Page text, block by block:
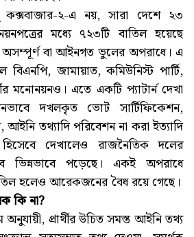
২-এ নয়, সারা দেশে ২৩
মধ্যে ৭২৩টি বাতিল হয়েছে
অসম্পূর্ণ বা আইনগত ভুলের অপরাধে। এ
জামায়াত, কমিউনিস্ট পার্টি,
মনোনয়নও। এতে একটি প্যাটার্ন দেখা
দখলকৃত ভোট সার্টিফিকেশন,
তথ্যাদি পরিবেশন না করা ইত্যাদি
দেখালেও রাজনৈতিক দলের
ভিন্নভাবে পড়েছে। একই অপরাধে
হলেও আরেকজনের বৈধ রয়ে গেছে।
কি না?
অনুযায়ী, প্রার্থীর উচিত সমস্ত আইনি তথ্য